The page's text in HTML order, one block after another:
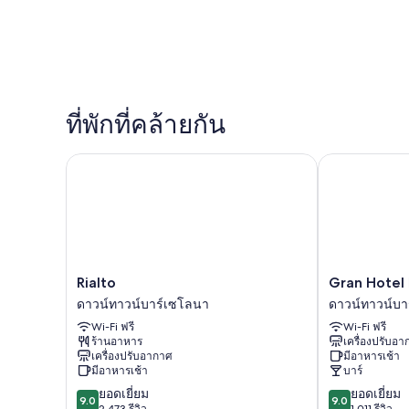
ที่พักที่คล้ายกัน
Rialto
ดาวน์
ทาวน์
บาร์
เซ
โลนา
Rialto
ดาวน์ทาวน์บาร์เซโลนา
Wi-Fi ฟรี
ร้านอาหาร
เครื่องปรับอากาศ
มีอาหารเช้า
9.0
9.0 ยอดเยี่ยม
Rialto
Gran
Hotel
Barcino
ดาวน์
ทาวน์
บาร์
เซ
โลนา
Gran Hotel
ดาวน์ทาวน์บ
Wi-Fi ฟรี
เครื่องปรับอา
มีอาหารเช้า
บาร์
9.0
9.0 ยอดเยี่ยม
Gran Hotel